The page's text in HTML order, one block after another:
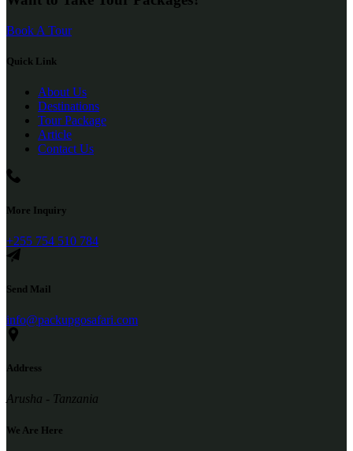
Book A Tour
Quick Link
About Us
Destinations
Tour Package
Article
Contact Us
More Inquiry
+255 754 510 784
Send Mail
info@packupgosafari.com
Address
Arusha - Tanzania
We Are Here